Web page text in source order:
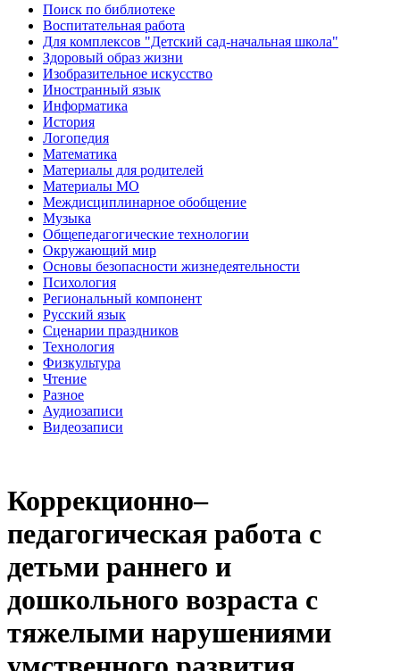
Поиск по библиотеке
Воспитательная работа
Для комплексов "Детский сад-начальная школа"
Здоровый образ жизни
Изобразительное искусство
Иностранный язык
Информатика
История
Логопедия
Математика
Материалы для родителей
Материалы МО
Междисциплинарное обобщение
Музыка
Общепедагогические технологии
Окружающий мир
Основы безопасности жизнедеятельности
Психология
Региональный компонент
Русский язык
Сценарии праздников
Технология
Физкультура
Чтение
Разное
Аудиозаписи
Видеозаписи
Коррекционно–
педагогическая работа с
детьми раннего и
дошкольного возраста с
тяжелыми нарушениями